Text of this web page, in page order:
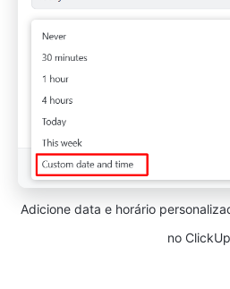
Adicione data e horário
no